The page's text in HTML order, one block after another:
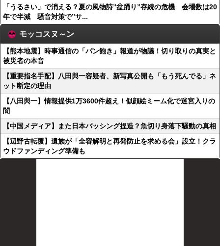
「うるさい」で消える？夏の風物詩”盆踊り”存続の危機 会場数は20
年で半減 騒音対策で”サ...
モッコスヌ～ン
【熊本地震】時事通信の「パン飽き」報道が物議！切り取りの真実と
被災者の本音
【重要指名手配】八田與一容疑者、新写真公開も「もう死んでる」ネ
ット断定の理由
【八田與一】情報提供1万3600件超え！似顔絵ミーム化で迷宮入りの
闇
【中国メディア】また日本バッシング捏造？魚切り身落下騒動の真相
【辺野古転覆】遺族が「全容解明と再発防止を求める会」設立！クラ
ウドファンディング準備も